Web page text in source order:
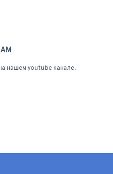
нашем youtube канале.